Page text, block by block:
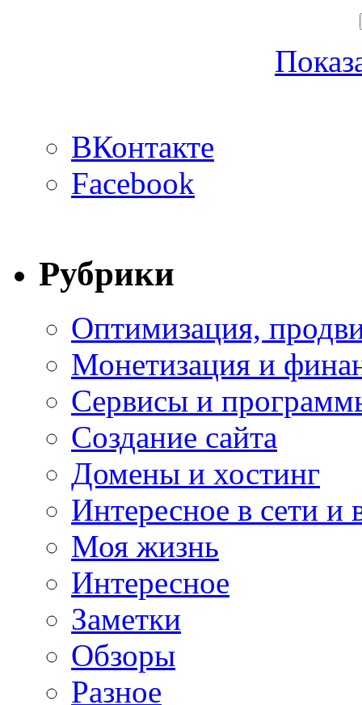
ВКонтакте
Facebook
Рубрики
Оптимизация,
Монетизация и
Сервисы и
Создание сайта
Домены и хостинг
Интересное в сети и
Моя жизнь
Интересное
Заметки
Обзоры
Разное